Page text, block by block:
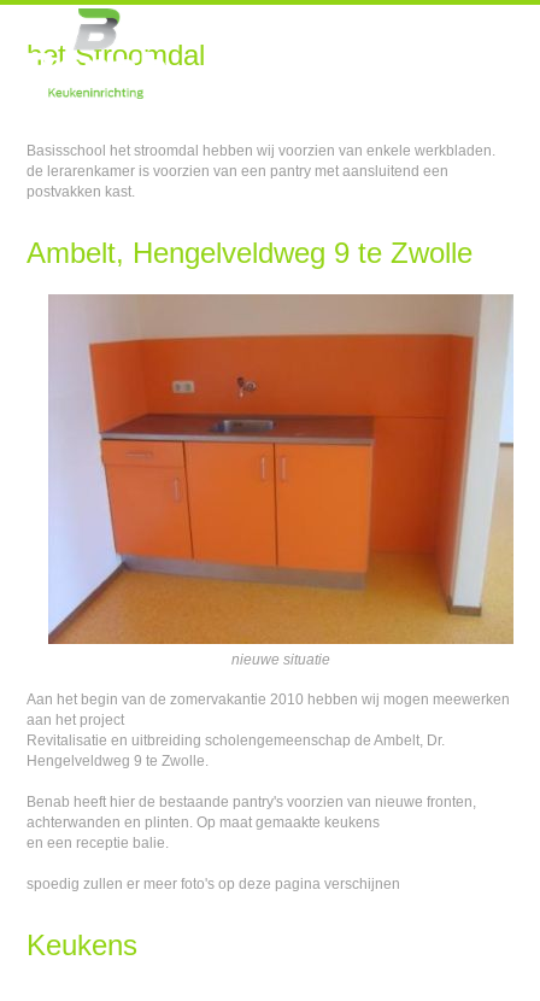
het Stroomdal
Basisschool het stroomdal hebben wij voorzien van enkele werkbladen.
de lerarenkamer is voorzien van een pantry met aansluitend een
postvakken kast.
Ambelt, Hengelveldweg 9 te Zwolle
nieuwe situatie
Aan het begin van de zomervakantie 2010 hebben wij mogen meewerken
aan het project
Revitalisatie en uitbreiding scholengemeenschap de Ambelt, Dr.
Hengelveldweg 9 te Zwolle.
Benab heeft hier de bestaande pantry's voorzien van nieuwe fronten,
achterwanden en plinten. Op maat gemaakte keukens
en een receptie balie.
spoedig zullen er meer foto's op deze pagina verschijnen
Keukens